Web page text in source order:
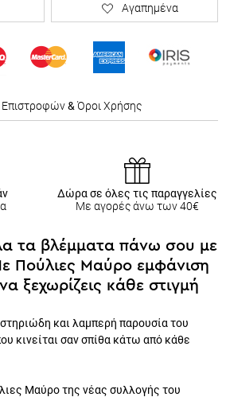
Αγαπημένα
Επιστροφών&Όροι Χρήσης
Δώρα σε όλες τις παραγγελίες
Με αγορές άνω των 40€
τα βλέμματα πάνω σου με
Πούλιες Μαύρο εμφάνιση
ξεχωρίζεις κάθε στιγμή
και λαμπερή παρουσία του
κινείται σαν σπίθα κάτω από κάθε
Μαύρο της νέας συλλογής του